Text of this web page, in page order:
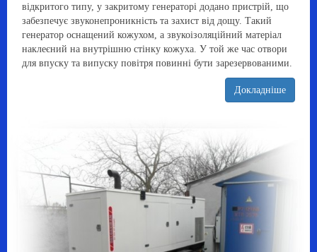
відкритого типу, у закритому генераторі додано пристрій, що
забезпечує звуконепроникність та захист від дощу. Такий
генератор оснащений кожухом, а звукоізоляційний матеріал
наклеєний на внутрішню стінку кожуха. У той же час отвори
для впуску та випуску повітря повинні бути зарезервованими.
Докладніше